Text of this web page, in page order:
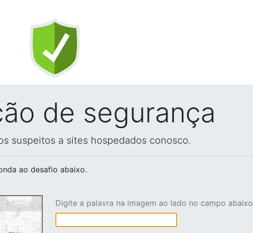
de segurança
suspeitos a sites hospedados conosco.
ao desafio abaixo.
Digite a palavra na imagem ao lado no campo abaixo